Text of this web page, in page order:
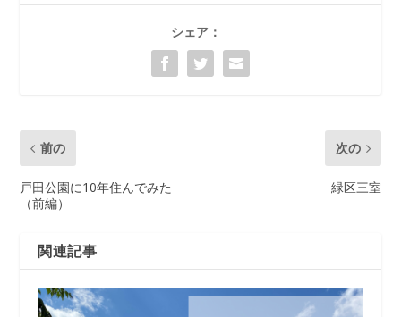
シェア：
前の
戸田公園に10年住んでみた
（前編）
次の
緑区三室
関連記事